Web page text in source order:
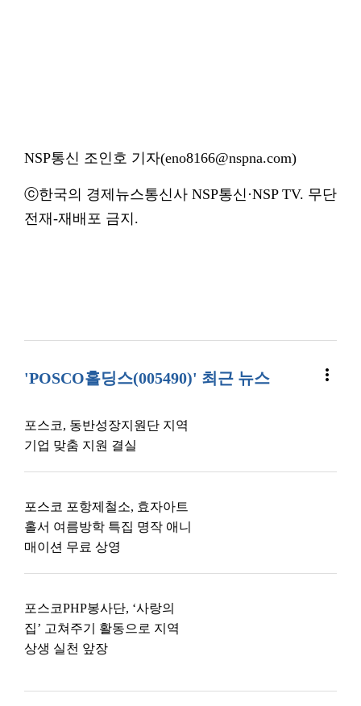
NSP통신 조인호 기자(eno8166@nspna.com)
ⓒ한국의 경제뉴스통신사 NSP통신·NSP TV. 무단
전재-재배포 금지.
'POSCO홀딩스(005490)' 최근 뉴스 more_vert
포스코, 동반성장지원단 지역
기업 맞춤 지원 결실
포스코 포항제철소, 효자아트
홀서 여름방학 특집 명작 애니
매이션 무료 상영
포스코PHP봉사단, ‘사랑의
집’ 고쳐주기 활동으로 지역
상생 실천 앞장